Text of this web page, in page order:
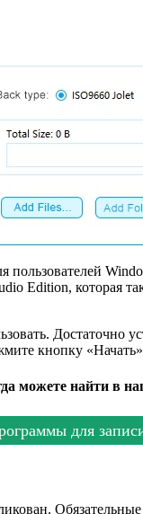
пользователей
Edition, которая
Достаточно
кнопку
можете найти в
для